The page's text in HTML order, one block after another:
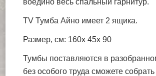
воедино весь спальный гарнитур.
TV Тумба Айно имеет 2 ящика.
Размер, см: 160х 45х 90
Тумбы поставляются в
без особого труда сможете